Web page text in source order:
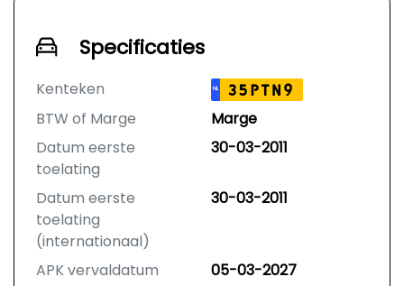
Specificaties
Kenteken NL 35PTN9
BTW of Marge
Marge
Datum eerste
toelating
30-03-2011
Datum eerste
toelating
(internationaal)
30-03-2011
APK vervaldatum
05-03-2027